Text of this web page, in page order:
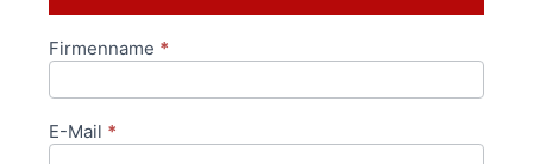
Anfrageformular
Firmenname *
E-Mail *